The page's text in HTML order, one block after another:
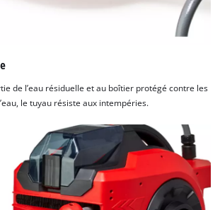
de l’eau résiduelle et au boîtier protégé contre les
le tuyau résiste aux intempéries.